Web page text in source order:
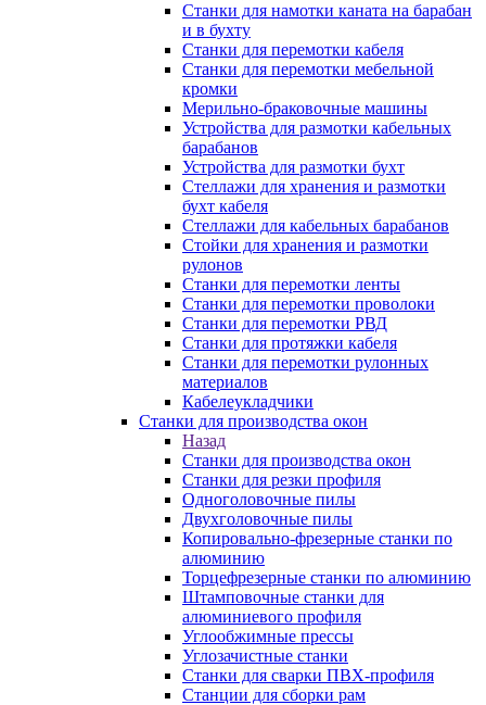
Станки для намотки каната на барабан
и в бухту
Станки для перемотки кабеля
Станки для перемотки мебельной
кромки
Мерильно-браковочные машины
Устройства для размотки кабельных
барабанов
Устройства для размотки бухт
Стеллажи для хранения и размотки
бухт кабеля
Стеллажи для кабельных барабанов
Стойки для хранения и размотки
рулонов
Станки для перемотки ленты
Станки для перемотки проволоки
Станки для перемотки РВД
Станки для протяжки кабеля
Станки для перемотки рулонных
материалов
Кабелеукладчики
Станки для производства окон
Назад
Станки для производства окон
Станки для резки профиля
Одноголовочные пилы
Двухголовочные пилы
Копировально-фрезерные станки по
алюминию
Торцефрезерные станки по алюминию
Штамповочные станки для
алюминиевого профиля
Углообжимные прессы
Углозачистные станки
Станки для сварки ПВХ-профиля
Станции для сборки рам